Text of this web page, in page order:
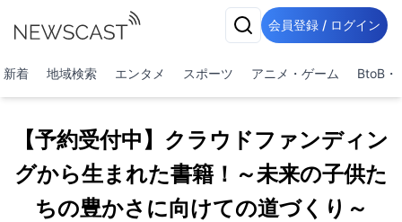
会員登録 / ログイン
新着 地域検索 エンタメ スポーツ アニメ・ゲーム BtoB・
【予約受付中】クラウドファンディン
グから生まれた書籍！～未来の子供た
ちの豊かさに向けての道づくり～